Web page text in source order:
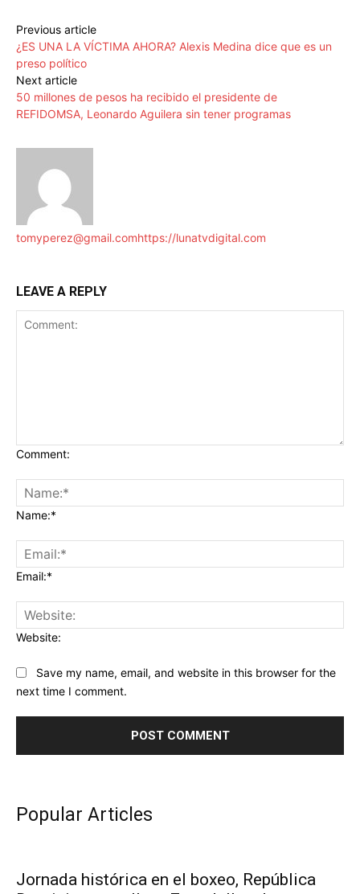
Previous article
¿ES UNA LA VÍCTIMA AHORA? Alexis Medina dice que es un
preso político
Next article
50 millones de pesos ha recibido el presidente de
REFIDOMSA, Leonardo Aguilera sin tener programas
tomyperez@gmail.comhttps://lunatvdigital.com
LEAVE A REPLY
Comment:
Name:*
Email:*
Website:
Save my name, email, and website in this browser for the
next time I comment.
Popular Articles
Jornada histórica en el boxeo, República